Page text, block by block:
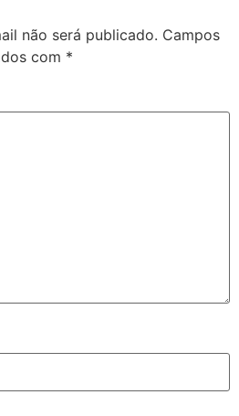
não será publicado. Campos
com *